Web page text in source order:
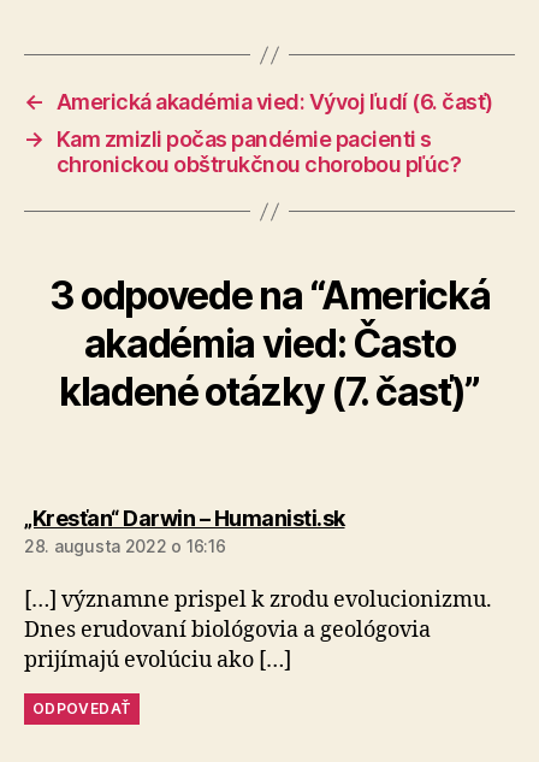
←
Americká akadémia vied: Vývoj ľudí (6. časť)
→
Kam zmizli počas pandémie pacienti s
chronickou obštrukčnou chorobou pľúc?
3 odpovede na “Americká
akadémia vied: Často
kladené otázky (7. časť)”
„Kresťan“ Darwin – Humanisti.skhovorí:
28. augusta 2022 o 16:16
[…] významne prispel k zrodu evolucionizmu.
Dnes erudovaní biológovia a geológovia
prijímajú evolúciu ako […]
ODPOVEDAŤ